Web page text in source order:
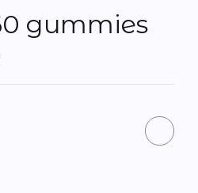
gummies